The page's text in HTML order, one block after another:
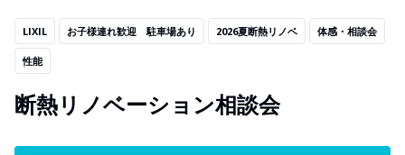
LIXIL お子様連れ歓迎 駐車場あり 2026夏断熱リノベ 体感・相談会
性能
断熱リノベーション相談会